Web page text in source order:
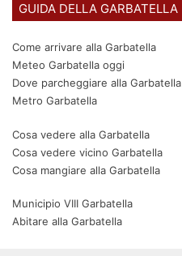
GUIDA DELLA GARBATELLA
Come arrivare alla Garbatella
Meteo Garbatella oggi
Dove parcheggiare alla Garbatella
Metro Garbatella
Cosa vedere alla Garbatella
Cosa vedere vicino Garbatella
Cosa mangiare alla Garbatella
Municipio VIII Garbatella
Abitare alla Garbatella